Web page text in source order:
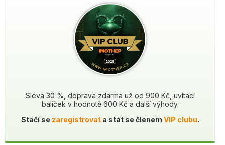
Sleva 30 %, doprava zdarma už od 900 Kč, uvítací
balíček v hodnotě 600 Kč a další výhody.
Stačí se zaregistrovata stát se členem VIP clubu.